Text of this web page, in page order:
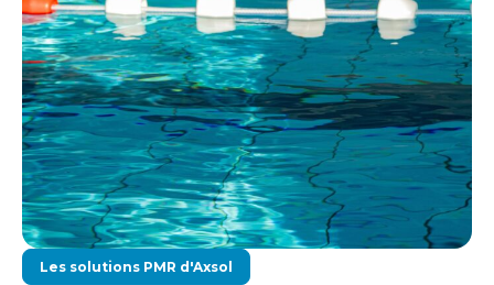
Les solutions PMR d'Axsol